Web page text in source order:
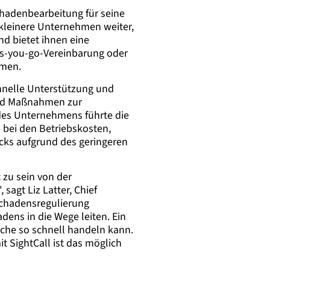
für seine
Unternehmen weiter,
bietet ihnen eine
you-go-Vereinbarung oder
Unterstützung und
Maßnahmen zur
Unternehmens führte die
den Betriebskosten,
aufgrund des geringeren
sein von der
Liz Latter, Chief
in die Wege leiten. Ein
so schnell handeln kann.
SightCall ist das möglich